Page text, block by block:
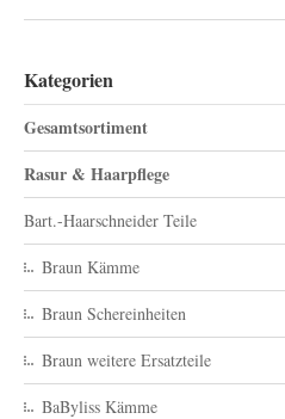
Kategorien
Gesamtsortiment
Rasur & Haarpflege
Bart.-Haarschneider Teile
Braun Kämme
Braun Schereinheiten
Braun weitere Ersatzteile
BaByliss Kämme